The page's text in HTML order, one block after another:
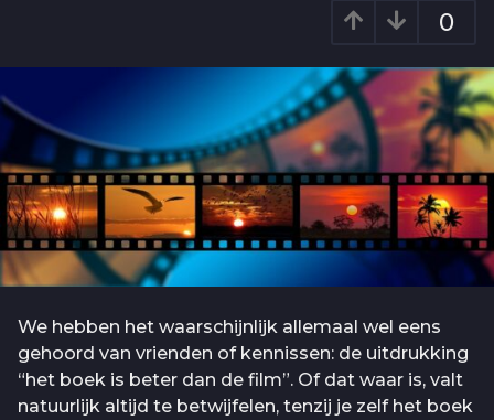
a
a
o
a
0
We hebben het waarschijnlijk allemaal wel eens
gehoord van vrienden of kennissen: de uitdrukking
“het boek is beter dan de film”. Of dat waar is, valt
natuurlijk altijd te betwijfelen, tenzij je zelf het boek